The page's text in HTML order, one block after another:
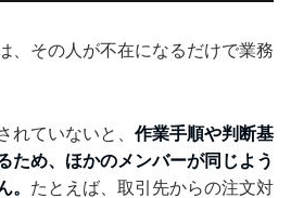
、その人が不在になるだけで業務
れていないと、 作業手順や判断基
ため、ほかのメンバーが同じよう
。 たとえば、取引先からの注文対